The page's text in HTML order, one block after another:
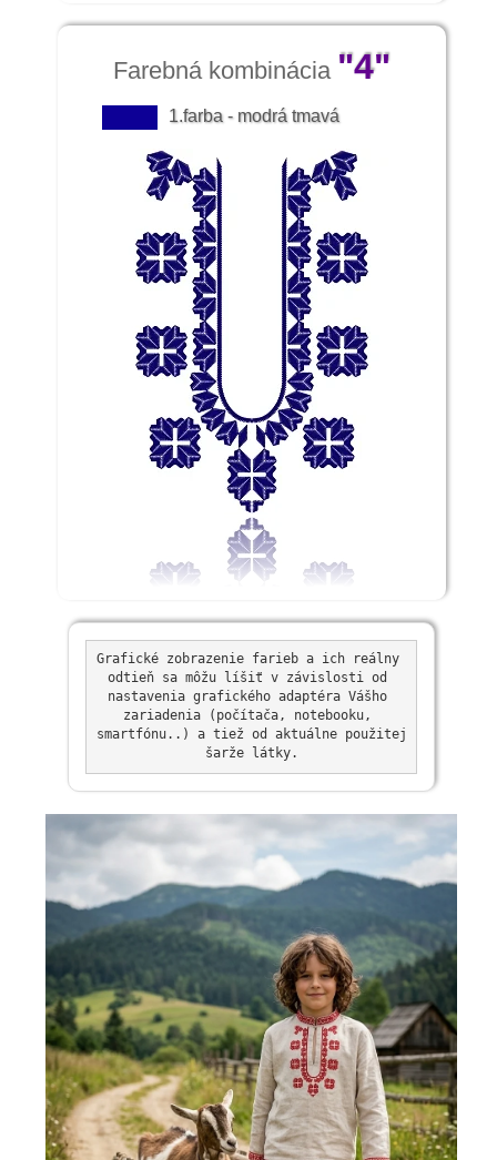
Farebná kombinácia "4"
1.farba - modrá tmavá
Grafické zobrazenie farieb a ich reálny
odtieň sa môžu líšiť v závislosti od
nastavenia grafického adaptéra Vášho
zariadenia (počítača, notebooku,
smartfónu..) a tiež od aktuálne použitej
šarže látky.